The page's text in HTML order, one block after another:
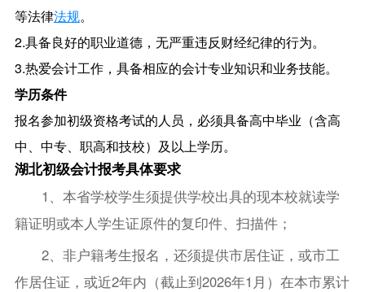
等法律法规。
2.具备良好的职业道德，无严重违反财经纪律的行为。
3.热爱会计工作，具备相应的会计专业知识和业务技能。
学历条件
报名参加初级资格考试的人员，必须具备高中毕业（含高
中、中专、职高和技校）及以上学历。
湖北初级会计报考具体要求
1、本省学校学生须提供学校出具的现本校就读学
籍证明或本人学生证原件的复印件、扫描件；
2、非户籍考生报名，还须提供市居住证，或市工
作居住证，或近2年内（截止到2026年1月）在本市累计